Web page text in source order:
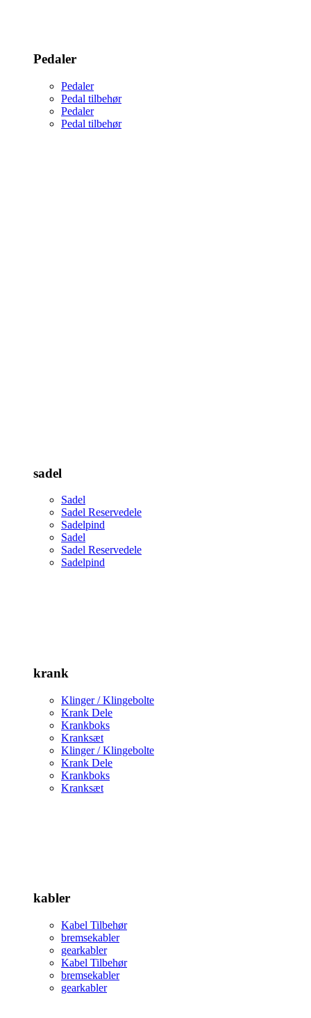
Pedaler
Pedaler
Pedal tilbehør
Pedaler
Pedal tilbehør
sadel
Sadel
Sadel Reservedele
Sadelpind
Sadel
Sadel Reservedele
Sadelpind
krank
Klinger / Klingebolte
Krank Dele
Krankboks
Kranksæt
Klinger / Klingebolte
Krank Dele
Krankboks
Kranksæt
kabler
Kabel Tilbehør
bremsekabler
gearkabler
Kabel Tilbehør
bremsekabler
gearkabler